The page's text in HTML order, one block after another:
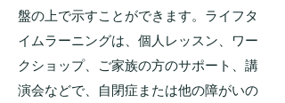
盤の上で示すことができます。ライフタ
イムラーニングは、個人レッスン、ワー
クショップ、ご家族の方のサポート、講
演会などで、自閉症または他の障がいの